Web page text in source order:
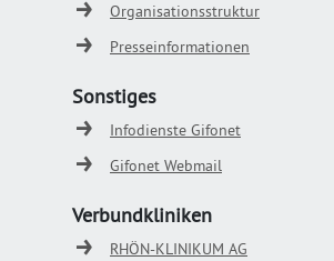
Organisationsstruktur
Presseinformationen
Sonstiges
Infodienste Gifonet
Gifonet Webmail
Verbundkliniken
RHÖN-KLINIKUM AG